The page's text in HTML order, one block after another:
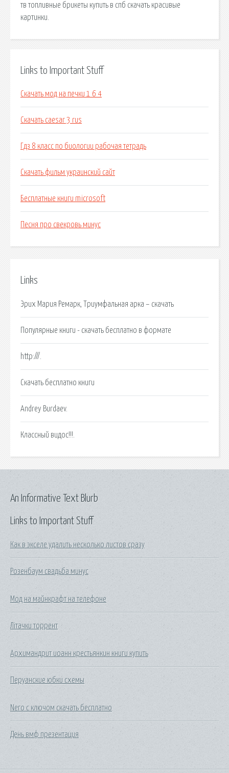
тв топливные брикеты купить в спб скачать красивые
картинки.
Links to Important Stuff
Скачать мод на печки 1 6 4
Скачать caesar 3 rus
Гдз 8 класс по биологии рабочая тетрадь
Скачать фильм украинский сайт
Бесплатные книги microsoft
Песня про свекровь минус
Links
Эрих Мария Ремарк, Триумфальная арка – скачать
Популярные книги - скачать бесплатно в формате
http:///.
Cкачать бесплатно книги
Andrey Burdaev.
Классный видос!!!.
Links to Important Stuff
Как в экселе удалить несколько листов сразу
Розенбаум свадьба минус
Мод на майнкрафт на телефоне
Літачки торрент
Архимандрит иоанн крестьянкин книги купить
Перуанские юбки схемы
Nero с ключом скачать бесплатно
День вмф презентация
An Informative Text Blurb